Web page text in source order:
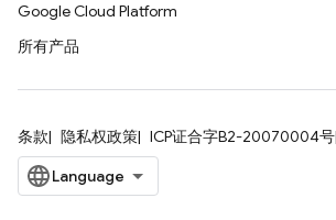
Google Cloud Platform
所有产品
条款 隐私权政策 ICP证合字B2-20070004号